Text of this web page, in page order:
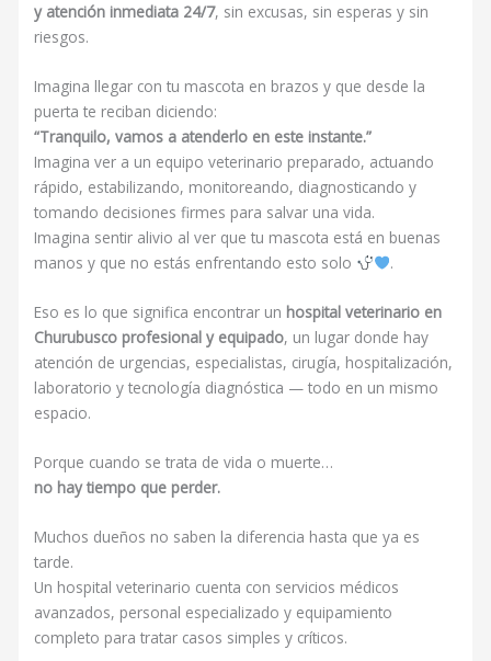
y atención inmediata 24/7, sin excusas, sin esperas y sin
riesgos.
Imagina llegar con tu mascota en brazos y que desde la
puerta te reciban diciendo:
“Tranquilo, vamos a atenderlo en este instante.”
Imagina ver a un equipo veterinario preparado, actuando
rápido, estabilizando, monitoreando, diagnosticando y
tomando decisiones firmes para salvar una vida.
Imagina sentir alivio al ver que tu mascota está en buenas
manos y que no estás enfrentando esto solo
.
Eso es lo que significa encontrar un hospital veterinario en
Churubusco profesional y equipado, un lugar donde hay
atención de urgencias, especialistas, cirugía, hospitalización,
laboratorio y tecnología diagnóstica — todo en un mismo
espacio.
Porque cuando se trata de vida o muerte…
no hay tiempo que perder.
Muchos dueños no saben la diferencia hasta que ya es
tarde.
Un hospital veterinario cuenta con servicios médicos
avanzados, personal especializado y equipamiento
completo para tratar casos simples y críticos.